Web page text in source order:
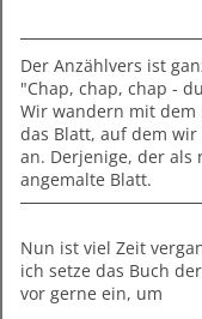
Der Anzählvers ist
"Chap, chap, chap -
Wir wandern mit dem
das Blatt, auf dem
an. Derjenige, der als
angemalte Blatt.
Nun ist viel Zeit
ich setze das Buch
vor gerne ein, um